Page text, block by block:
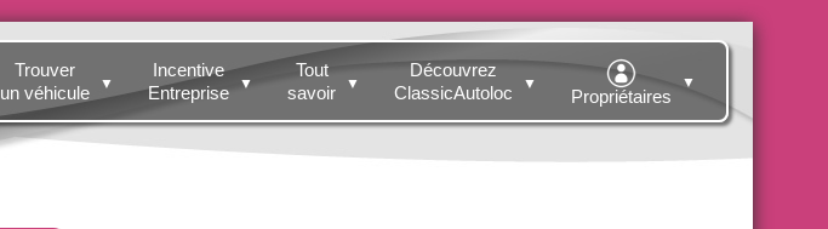
Trouver
un véhicule
▼
Incentive
Entreprise
▼
Tout
savoir
▼
Découvrez
ClassicAutoloc
▼
Propriétaires
▼